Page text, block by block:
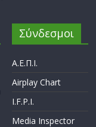
Σύνδεσμοι
Α.Ε.Π.Ι.
Airplay Chart
I.F.P.I.
Media Inspector